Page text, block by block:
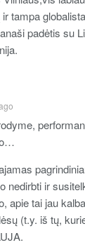
tampa
padėtis su
nedirbti ir
apie tai jau
(t.y. iš tų,